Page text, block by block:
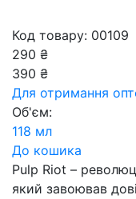
Код товару: 00109
290 ₴
390 ₴
Для отримання
Об'єм:
118 мл
До кошика
Pulp Riot –
який завоював